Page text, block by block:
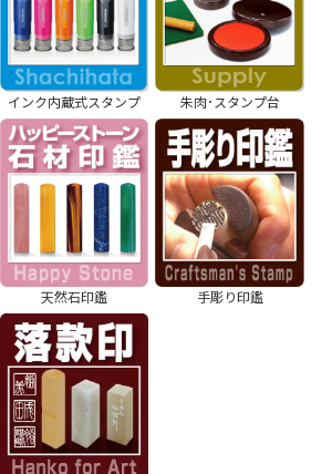
インク内蔵式スタンプ 朱肉･スタンプ台
天然石印鑑 手彫り印鑑